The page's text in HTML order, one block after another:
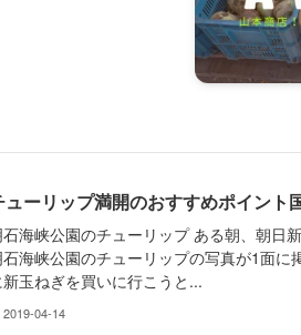
ューリップ満開のおすすめポイント
石海峡公園のチューリップ ある朝、朝日
石海峡公園のチューリップの写真が1面に
新玉ねぎを買いに行こうと...
2019-04-14